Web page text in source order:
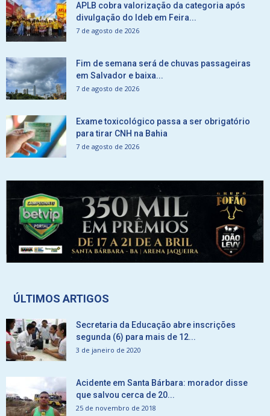
APLB cobra valorização da categoria após
divulgação do Ideb em Feira...
7 de agosto de 2026
Fim de semana será de chuvas passageiras
em Salvador e baixa...
7 de agosto de 2026
Exame toxicológico passa a ser obrigatório
para tirar CNH na Bahia
7 de agosto de 2026
ÚLTIMOS ARTIGOS
Secretaria da Educação abre inscrições
segunda (6) para mais de 12...
3 de janeiro de 2020
Acidente em Santa Bárbara: morador disse
que salvou cerca de 20...
25 de novembro de 2018